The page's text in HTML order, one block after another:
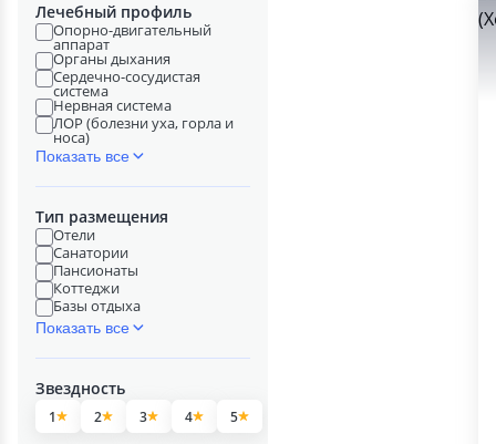
Лечебный профиль
Опорно-двигательный
аппарат
Органы дыхания
Сердечно-сосудистая
система
Нервная система
ЛОР (болезни уха, горла и
носа)
Показать все
Тип размещения
Отели
Санатории
Пансионаты
Коттеджи
Базы отдыха
Показать все
Звездность
1 2 3 4 5